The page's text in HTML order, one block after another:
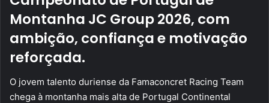
Montanha JC Group 2026, com
ambição, confiança e motivação
reforçada.
O jovem talento duriense da Famaconcret Racing Team
chega à montanha mais alta de Portugal Continental